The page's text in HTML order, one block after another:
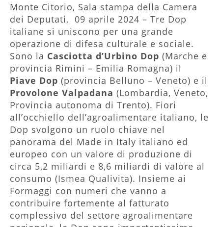
Monte Citorio, Sala stampa della Camera
dei Deputati, 09 aprile 2024 – Tre Dop
italiane si uniscono per una grande
operazione di difesa culturale e sociale.
Sono la Casciotta d’Urbino Dop (Marche e
provincia Rimini – Emilia Romagna) il
Piave Dop (provincia Belluno – Veneto) e il
Provolone Valpadana (Lombardia, Veneto,
Provincia autonoma di Trento). Fiori
all’occhiello dell’agroalimentare italiano, le
Dop svolgono un ruolo chiave nel
panorama del Made in Italy italiano ed
europeo con un valore di produzione di
circa 5,2 miliardi e 8,6 miliardi di valore al
consumo (Ismea Qualivita). Insieme ai
Formaggi con numeri che vanno a
contribuire fortemente al fatturato
complessivo del settore agroalimentare